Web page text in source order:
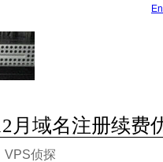
月域名注册续费
VPS侦探